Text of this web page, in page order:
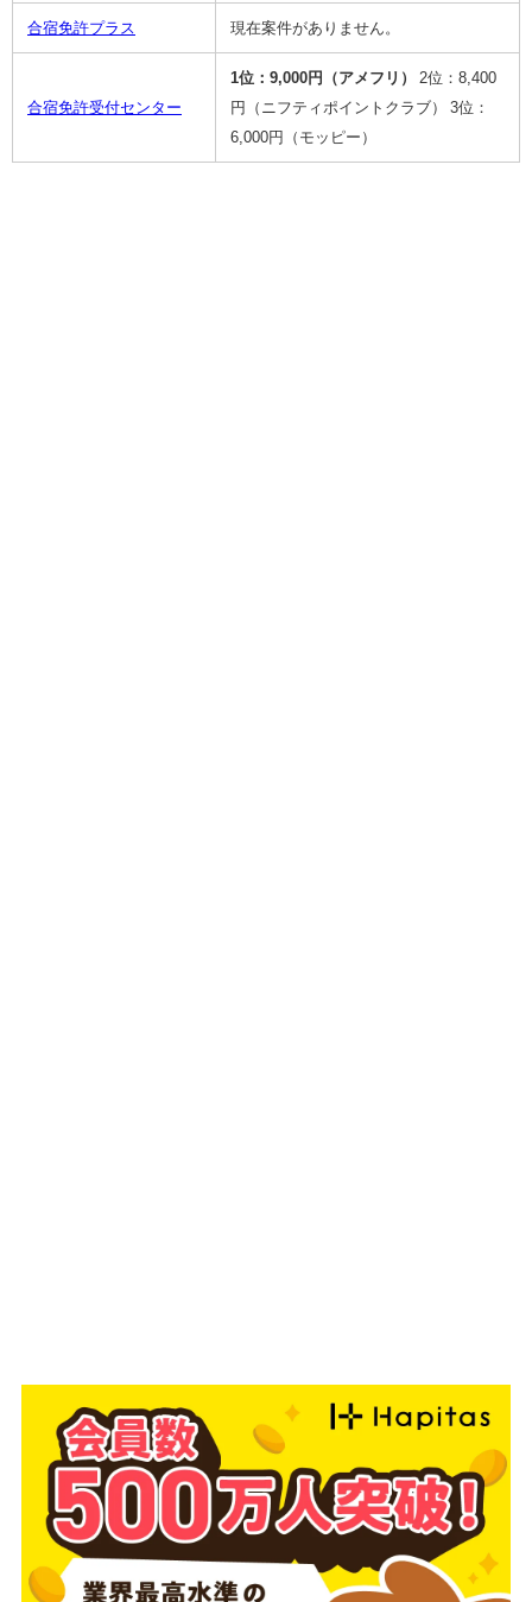
合宿免許プラス 現在案件がありません。
合宿免許受付センター
1位：9,000円（アメフリ）
2位：8,400
円（ニフティポイントクラブ）
3位：
6,000円（モッピー）